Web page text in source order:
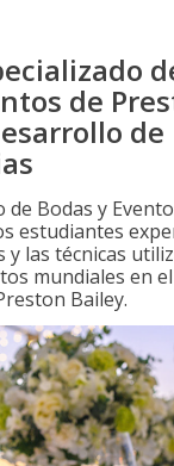
de
de
de Bodas y
estudiantes
y las técnicas
mundiales en
Bailey.